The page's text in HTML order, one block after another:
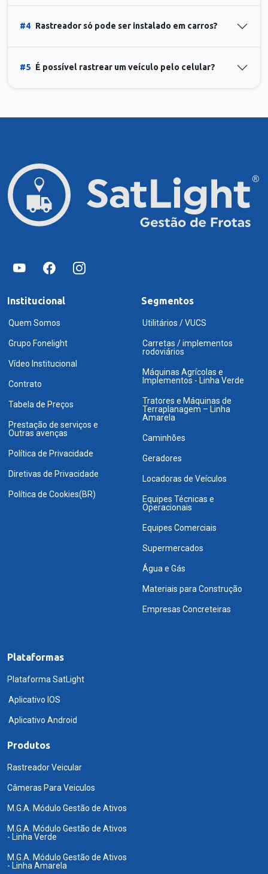
#4 Rastreador só pode ser instalado em carros?
#5 É possível rastrear um veículo pelo celular?
Institucional
Quem Somos
Grupo Fonelight
Vídeo Institucional
Contrato
Tabela de Preços
Prestação de serviços e
Outras avenças
Política de Privacidade
Diretivas de Privacidade
Política de Cookies(BR)
Segmentos
Utilitários / VUCS
Carretas / implementos
rodoviários
Máquinas Agrícolas e
Implementos - Linha Verde
Tratores e Máquinas de
Terraplanagem – Linha
Amarela
Caminhões
Geradores
Locadoras de Veículos
Equipes Técnicas e
Operacionais
Equipes Comerciais
Supermercados
Água e Gás
Materiais para Construção
Empresas Concreteiras
Plataformas
Plataforma SatLight
Aplicativo IOS
Aplicativo Android
Produtos
Rastreador Veicular
Câmeras Para Veiculos
M.G.A. Módulo Gestão de Ativos
M.G.A. Módulo Gestão de Ativos
- Linha Verde
M.G.A. Módulo Gestão de Ativos
- Linha Amarela